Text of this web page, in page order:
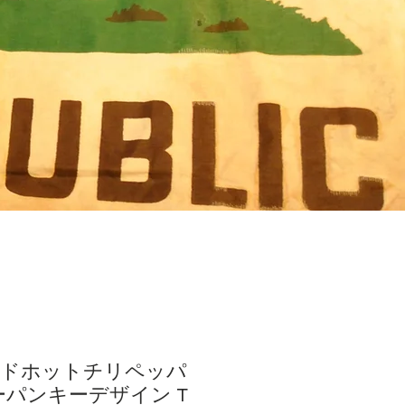
ドホットチリペッパ
パンキーデザイン T